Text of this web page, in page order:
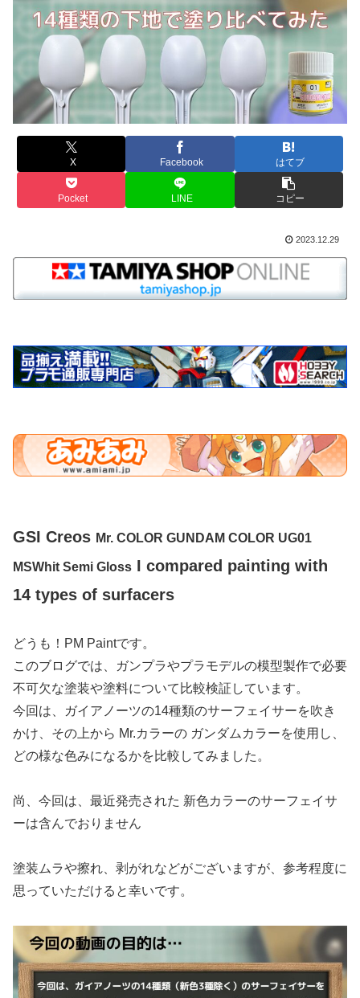
X Facebook はてブ
Pocket LINE コピー
2023.12.29
GSI Creos Mr. COLOR GUNDAM COLOR UG01
MSWhit Semi Gloss I compared painting with
14 types of surfacers
どうも！PM Paintです。
このブログでは、ガンプラやプラモデルの模型製作で必要
不可欠な塗装や塗料について比較検証しています。
今回は、ガイアノーツの14種類のサーフェイサーを吹き
かけ、その上から Mr.カラーの ガンダムカラーを使用し、
どの様な色みになるかを比較してみました。
尚、今回は、最近発売された 新色カラーのサーフェイサ
ーは含んでおりません
塗装ムラや擦れ、剥がれなどがございますが、参考程度に
思っていただけると幸いです。